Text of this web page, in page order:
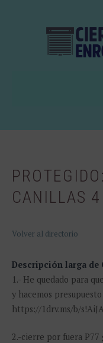
CANILLAS
Volver al directorio
Descripción larga de
1.- He quedado para
y hacemos
https://1drv.ms/b/
2.-cierre por fuera P77